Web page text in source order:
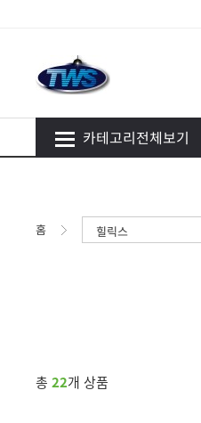
카테고리전체보기
홈 힐릭스
총 22개 상품